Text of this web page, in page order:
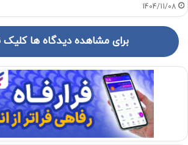
1404/11/08
برای مشاهده دیدگاه ها کلیک